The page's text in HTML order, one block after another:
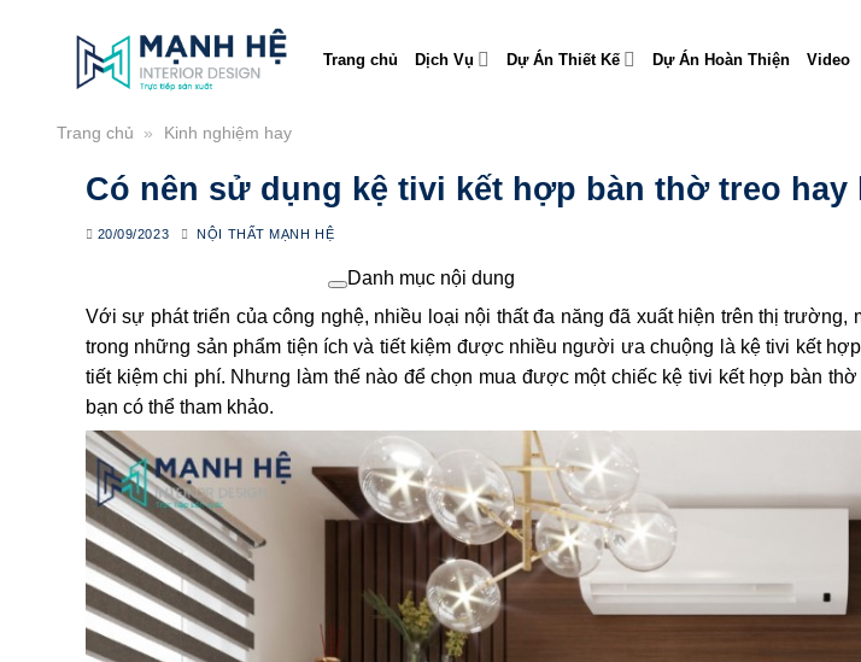
Trang chủ Dịch Vụ Dự Án Thiết Kế Dự Án Hoàn Thiện Video
Trang chủ » Kinh nghiệm hay
Có nên sử dụng kệ tivi kết hợp bàn thờ treo hay
20/09/2023 NỘI THẤT MẠNH HỆ
Danh mục nội dung
Với sự phát triển của công nghệ, nhiều loại nội thất đa năng đã xuất hiện trên thị
trong những sản phẩm tiện ích và tiết kiệm được nhiều người ưa chuộng là kệ tivi kết
tiết kiệm chi phí. Nhưng làm thế nào để chọn mua được một chiếc kệ tivi kết hợp bàn
bạn có thể tham khảo.